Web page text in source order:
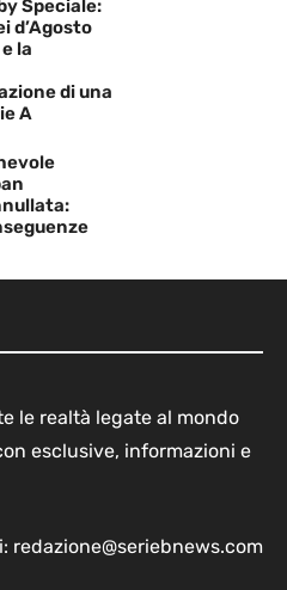
Speciale:
d’Agosto
la
di una
A
le realtà legate al mondo
esclusive, informazioni e
redazione@seriebnews.com